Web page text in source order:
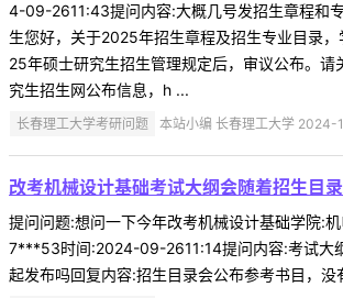
4-09-2611:43提问内容:大概几号发招生章程和
生您好，关于2025年招生章程及招生专业目录
25年硕士研究生招生管理规定后，审议公布。请
究生招生网公布信息，h ...
长春理工大学考研问题 本站小编 长春理工大学 2024-
改考机械设计基础考试大纲会随着招生目
提问问题:想问一下今年改考机械设计基础学院:
7***53时间:2024-09-2611:14提问内容:考试大
起发布吗回复内容:招生目录会公布参考书目，没